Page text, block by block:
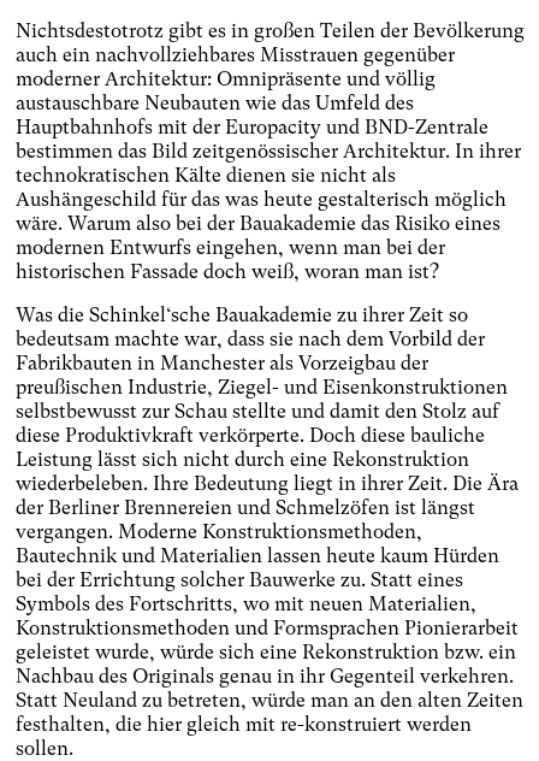
Nichtsdestotrotz gibt es in großen Teilen der Bevölkerung
auch ein nachvollziehbares Misstrauen gegenüber
moderner Architektur: Omnipräsente und völlig
austauschbare Neubauten wie das Umfeld des
Hauptbahnhofs mit der Europacity und BND-Zentrale
bestimmen das Bild zeitgenössischer Architektur. In ihrer
technokratischen Kälte dienen sie nicht als
Aushängeschild für das was heute gestalterisch möglich
wäre. Warum also bei der Bauakademie das Risiko eines
modernen Entwurfs eingehen, wenn man bei der
historischen Fassade doch weiß, woran man ist?
Was die Schinkel‘sche Bauakademie zu ihrer Zeit so
bedeutsam machte war, dass sie nach dem Vorbild der
Fabrikbauten in Manchester als Vorzeigbau der
preußischen Industrie, Ziegel- und Eisenkonstruktionen
selbstbewusst zur Schau stellte und damit den Stolz auf
diese Produktivkraft verkörperte. Doch diese bauliche
Leistung lässt sich nicht durch eine Rekonstruktion
wiederbeleben. Ihre Bedeutung liegt in ihrer Zeit. Die Ära
der Berliner Brennereien und Schmelzöfen ist längst
vergangen. Moderne Konstruktionsmethoden,
Bautechnik und Materialien lassen heute kaum Hürden
bei der Errichtung solcher Bauwerke zu. Statt eines
Symbols des Fortschritts, wo mit neuen Materialien,
Konstruktionsmethoden und Formsprachen Pionierarbeit
geleistet wurde, würde sich eine Rekonstruktion bzw. ein
Nachbau des Originals genau in ihr Gegenteil verkehren.
Statt Neuland zu betreten, würde man an den alten Zeiten
festhalten, die hier gleich mit re-konstruiert werden
sollen.